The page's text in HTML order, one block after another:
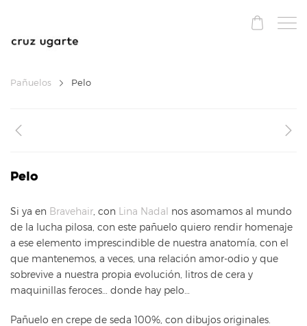
Pañuelos Pelo
Pelo
Si ya en Bravehair , con Lina Nadal nos asomamos al mundo
de la lucha pilosa, con este pañuelo quiero rendir homenaje
a ese elemento imprescindible de nuestra anatomía, con el
que mantenemos, a veces, una relación amor-odio y que
sobrevive a nuestra propia evolución, litros de cera y
maquinillas feroces… donde hay pelo…
Pañuelo en crepe de seda 100%, con dibujos originales.